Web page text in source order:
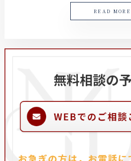
READ MORE